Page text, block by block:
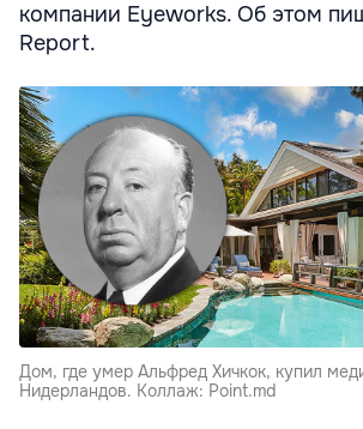
компании Eyeworks. Об этом
Report.
Дом, где умер Альфред Хичкок, купил
Нидерландов. Коллаж: Point.md